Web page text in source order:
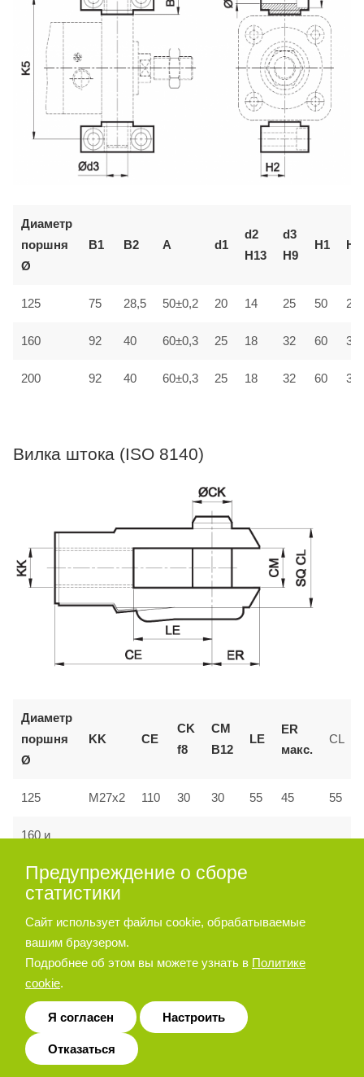
Диаметр
поршня
Ø
B1 B2 A d1
d2
H13
d3
H9
H1 H2
125 75 28,5 50±0,2 20 14 25 50
160 92 40 60±0,3 25 18 32 60
200 92 40 60±0,3 25 18 32 60
Вилка штока (ISO 8140)
Диаметр
поршня
Ø
KK CE
CK
f8
CM
B12
LE
ER
макс.
CL
125 M27x2 110 30 30 55 45 55
160 и
Позиционер штока
Предупреждение о сборе
статистики
Сайт использует файлы cookie, обрабатываемые
вашим браузером.
Подробнее об этом вы можете узнать в Политике
cookie.
Я согласен Настроить
Отказаться